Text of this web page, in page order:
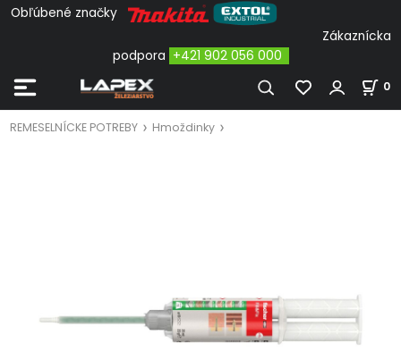
Obľúbené značky
Zákaznícka
podpora +421 902 056 000
0
REMESELNÍCKE POTREBY Hmoždinky